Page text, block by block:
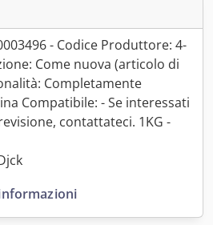
- Codice Produttore: 4-
Come nuova (articolo di
Completamente
Compatibile: - Se interessati
contattateci. 1KG -